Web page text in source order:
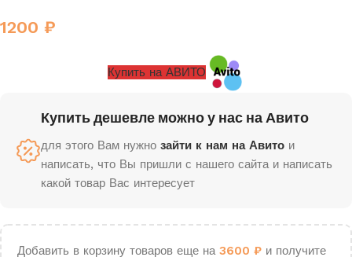
1200 ₽
Купить на АВИТО
Купить дешевле можно у нас на Авито
для этого Вам нужно зайти к нам на Авито и
написать, что Вы пришли с нашего сайта и написать
какой товар Вас интересует
Добавить в корзину товаров еще на 3600 ₽ и получите